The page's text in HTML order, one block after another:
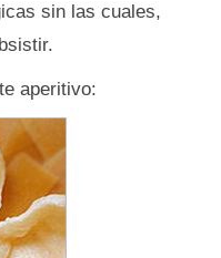
sin las cuales,
aperitivo: